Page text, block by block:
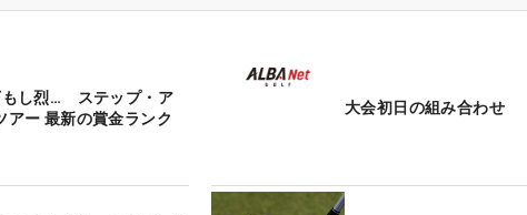
もし烈… ステップ・ア
アー 最新の賞金ランク
大会初日の組み合わせ